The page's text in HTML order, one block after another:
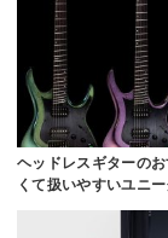
ヘッドレスギターの
くて扱いやすいユニ